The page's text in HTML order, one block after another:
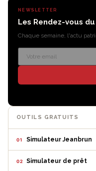
NEWSLETTER
Les Rendez-vous
Chaque semaine, l'actu
OUTILS GRATUITS
01 Simulateur Jeanbrun
02 Simulateur de prêt